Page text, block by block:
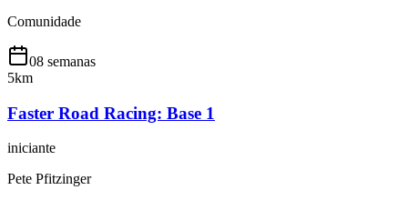
Comunidade
08 semanas
5km
Faster Road Racing: Base 1
iniciante
Pete Pfitzinger